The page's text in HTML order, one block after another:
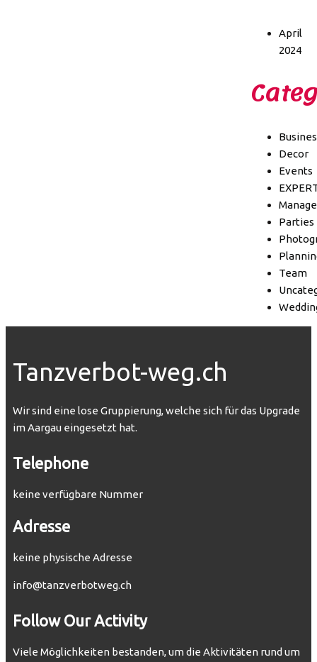
April
2024
Decor
Events
Parties
Team
Tanzverbot-weg.ch
Wir sind eine lose Gruppierung, welche sich für das Upgrade
im Aargau eingesetzt hat.
Telephone
keine verfügbare Nummer
Adresse
keine physische Adresse
info@tanzverbotweg.ch
Follow Our Activity
Viele Möglichkeiten bestanden, um die Aktivitäten rund um